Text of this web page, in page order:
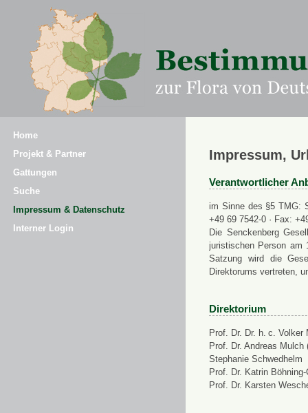
Home
Projekt & Partner
Gattungen
Suche
Impressum & Datenschutz
Interner Login
Impressum,
Verantwortlicher
im Sinne des §5 TMG:
+49 69 7542-0 · Fax:
Die Senckenberg
juristischen Person am
Satzung wird die
Direktorums vertreten,
Direktorium
Prof. Dr. Dr. h. c. Volker
Prof. Dr. Andreas
Stephanie Schwedhelm
Prof. Dr. Katrin
Prof. Dr. Karsten